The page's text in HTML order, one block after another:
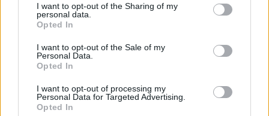
not limited to your visit or usage behaviour. You may click to
grant or deny consent to Google and its third-party tags to
use your data for below specified purposes in below Google
consent section.
I want to opt-out of the Sharing of my
personal data.
Opted In
I want to opt-out of the Sale of my
Personal Data.
Opted In
I want to opt-out of processing my
Personal Data for Targeted Advertising.
Opted In
ISERNIA
Centro Commerciale In Piazza
admin · 16 Feb 2010
Località: Isernia
admin · 16 Feb 2010